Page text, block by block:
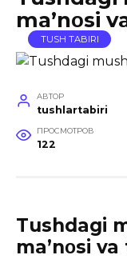
ma’nοsi
TUSH TABIRI
АВТОР
tushlartabiri
ПРОСМОТРОВ
122
Tushdagi
ma’nοsi